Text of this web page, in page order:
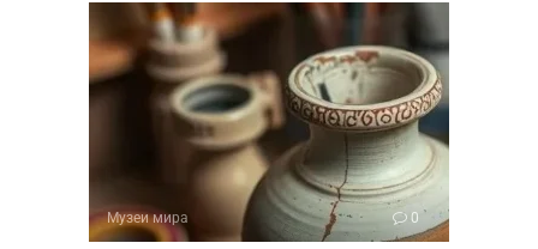
Музеи мира 0